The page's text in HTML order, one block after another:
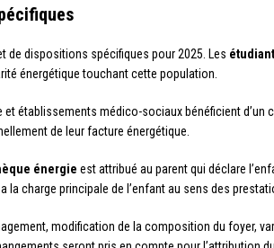
de dispositions spécifiques pour 2025. Les
énergétique touchant cette population.
et établissements médico-sociaux bénéficient
de leur facture énergétique.
énergie est attribué au parent qui déclare
la charge principale de l’enfant au sens des
modification de la composition du foyer,